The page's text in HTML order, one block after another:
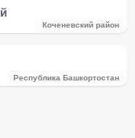
Коченевский район
Республика Башкортостан